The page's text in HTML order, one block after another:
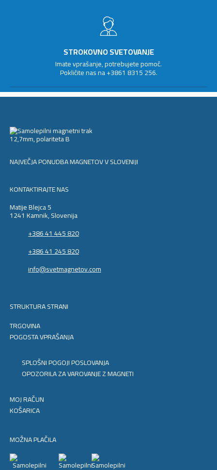
STROKOVNO SVETOVANJE
Imate vprašanje, potrebujete pomoč.
Pokličite nas na+3861 8315 256.
NAJVEČJA PONUDBA MAGNETOV V SLOVENIJI
KONTAKTIRAJTE NAS
Matije Blejca 5
1241 Kamnik, Slovenija
+386 41 445 820
+386 41 245 820
info@svetmagnetov.com
STRUKTURA STRANI
TRGOVINA
POGOSTA VPRAŠANJA
SPLOŠNI POGOJI POSLOVANJA
OPOZORILA ZA VAROVANJE Z MAGNETI
MOJ RAČUN
KOŠARICA
MOŽNA PLAČILA